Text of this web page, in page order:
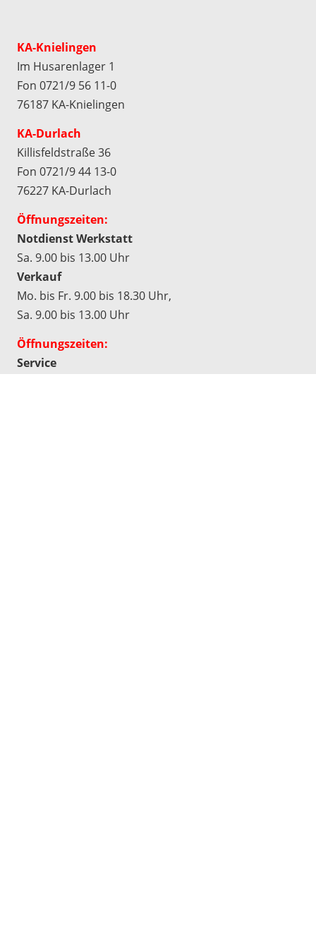
KA-Knielingen
Im Husarenlager 1
Fon 0721/9 56 11-0
76187 KA-Knielingen
KA-Durlach
Killisfeldstraße 36
Fon 0721/9 44 13-0
76227 KA-Durlach
Öffnungszeiten:
Notdienst Werkstatt
Sa. 9.00 bis 13.00 Uhr
Verkauf
Mo. bis Fr. 9.00 bis 18.30 Uhr,
Sa. 9.00 bis 13.00 Uhr
Öffnungszeiten:
Service